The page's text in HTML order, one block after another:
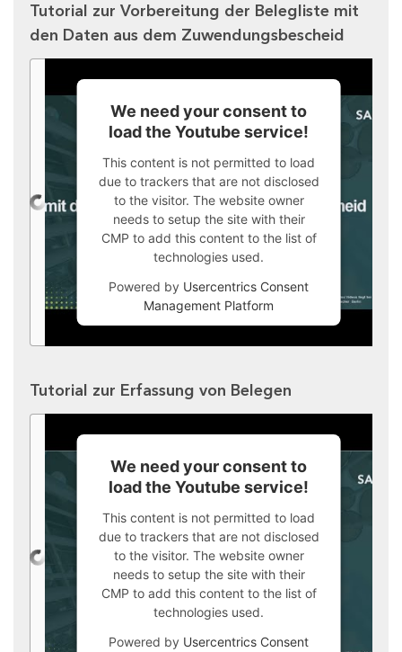
Tutorial zur Vorbereitung der Belegliste mit
den Daten aus dem Zuwendungsbescheid
We need your consent to
load the Youtube service!
This content is not permitted to load
due to trackers that are not disclosed
to the visitor. The website owner
needs to setup the site with their
CMP to add this content to the list of
technologies used.
Powered by Usercentrics Consent
Management Platform
Tutorial zur Erfassung von Belegen
We need your consent to
load the Youtube service!
This content is not permitted to load
due to trackers that are not disclosed
to the visitor. The website owner
needs to setup the site with their
CMP to add this content to the list of
technologies used.
Powered by Usercentrics Consent